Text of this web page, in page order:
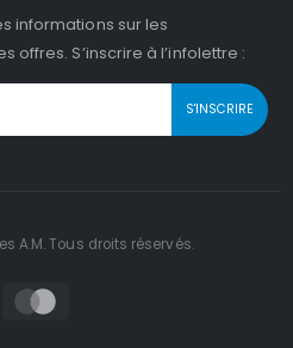
informations sur les
offres. S’inscrire à l’infolettre :
A.M. Tous droits réservés.